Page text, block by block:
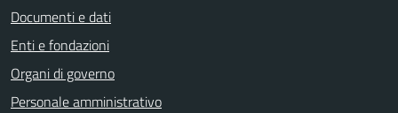
Documenti e dati
Enti e fondazioni
Organi di governo
Personale amministrativo